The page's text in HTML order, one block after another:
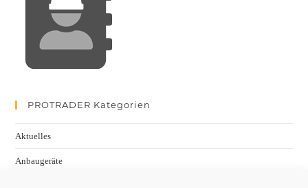
PROTRADER Kategorien
Aktuelles
Anbaugeräte